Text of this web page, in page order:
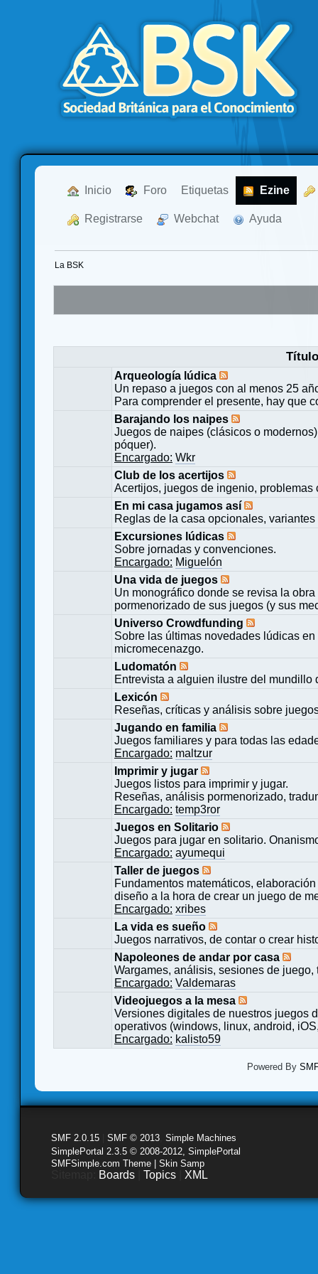
Inicio Foro Etiquetas Ezine
Registrarse Webchat Ayuda
La BSK
Título
Arqueología lúdica
Un repaso a juegos con al menos 25
Para comprender el presente, hay que
Barajando los naipes
Juegos de naipes (clásicos o
póquer).
Encargado: Wkr
Club de los acertijos
Acertijos, juegos de ingenio,
En mi casa jugamos así
Reglas de la casa opcionales,
Excursiones lúdicas
Sobre jornadas y convenciones.
Encargado: Miguelón
Una vida de juegos
Un monográfico donde se revisa la
pormenorizado de sus juegos (y sus
Universo Crowdfunding
Sobre las últimas novedades lúdicas
micromecenazgo.
Ludomatón
Entrevista a alguien ilustre del mundillo
Lexicón
Reseñas, críticas y análisis sobre
Jugando en familia
Juegos familiares y para todas las
Encargado: maltzur
Imprimir y jugar
Juegos listos para imprimir y jugar.
Reseñas, análisis pormenorizado,
Encargado: temp3ror
Juegos en Solitario
Juegos para jugar en solitario.
Encargado: ayumequi
Taller de juegos
Fundamentos matemáticos,
diseño a la hora de crear un juego de
Encargado: xribes
La vida es sueño
Juegos narrativos, de contar o crear
Napoleones de andar por casa
Wargames, análisis, sesiones de
Encargado: Valdemaras
Videojuegos a la mesa
Versiones digitales de nuestros juegos
operativos (windows, linux, android,
Encargado: kalisto59
Powered By
SMF 2.0.15 SMF © 2013 Simple Machines
SimplePortal 2.3.5 © 2008-2012, SimplePortal
SMFSimple.com Theme | Skin Samp
Boards Topics XML